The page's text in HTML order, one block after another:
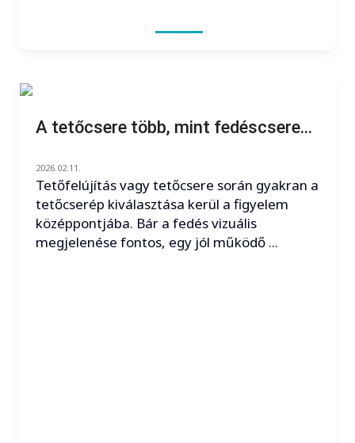
A tetőcsere több, mint fedéscsere...
2026.02.11.
Tetőfelújítás vagy tetőcsere során gyakran a
tetőcserép kiválasztása kerül a figyelem
középpontjába. Bár a fedés vizuális
megjelenése fontos, egy jól működő ...